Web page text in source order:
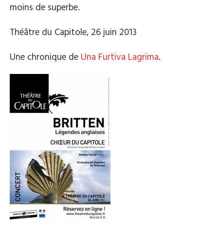
moins de superbe.
Théâtre du Capitole, 26 juin 2013
Une chronique de Una Furtiva Lagrima.